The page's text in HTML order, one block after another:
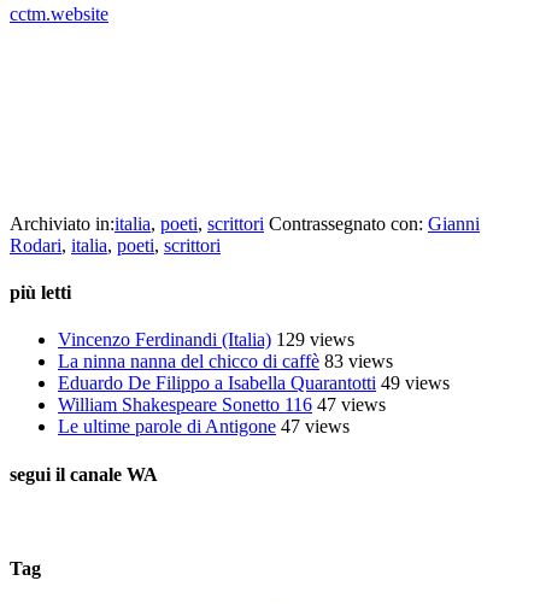
cctm.website
Archiviato in:italia, poeti, scrittori Contrassegnato con: Gianni
Rodari, italia, poeti, scrittori
più letti
Vincenzo Ferdinandi (Italia) 129 views
La ninna nanna del chicco di caffè 83 views
Eduardo De Filippo a Isabella Quarantotti 49 views
William Shakespeare Sonetto 116 47 views
Le ultime parole di Antigone 47 views
segui il canale WA
Tag